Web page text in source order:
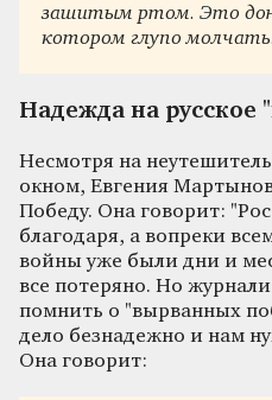
зашитым ртом. Это
котором глупо молчать.
Надежда на русское
Несмотря на
окном, Евгения
Победу. Она говорит:
благодаря, а вопреки
войны уже были дни и
все потеряно. Но
помнить о "вырванных
дело безнадежно и нам
Она говорит: